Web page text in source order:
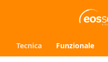
Tecnica Funzionale